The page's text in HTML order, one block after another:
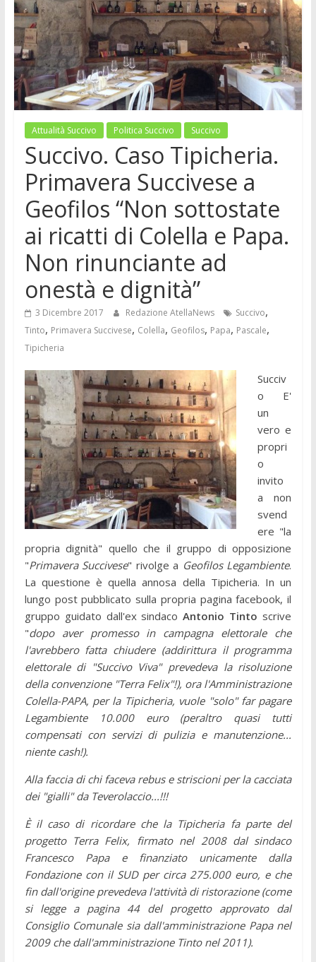
Attualità Succivo Politica Succivo Succivo
Succivo. Caso Tipicheria.
Primavera Succivese a
Geofilos “Non sottostate
ai ricatti di Colella e Papa.
Non rinunciante ad
onestà e dignità”
3 Dicembre 2017 Redazione AtellaNews Succivo,
Tinto, Primavera Succivese, Colella, Geofilos, Papa, Pascale,
Tipicheria
Succiv
o E'
un
vero e
propri
o
invito
a non
svend
ere "la
propria dignità" quello che il gruppo di opposizione
"Primavera Succivese" rivolge a Geofilos Legambiente.
La questione è quella annosa della Tipicheria. In un
lungo post pubblicato sulla propria pagina facebook, il
gruppo guidato dall'ex sindacoAntonio Tinto scrive
"dopo aver promesso in campagna elettorale che
l'avrebbero fatta chiudere (addirittura il programma
elettorale di "Succivo Viva" prevedeva la risoluzione
della convenzione "Terra Felix"!), ora l'Amministrazione
Colella-PAPA, per la Tipicheria, vuole "solo" far pagare
Legambiente 10.000 euro (peraltro quasi tutti
compensati con servizi di pulizia e manutenzione...
niente cash!).
Alla faccia di chi faceva rebus e striscioni per la cacciata
dei "gialli" da Teverolaccio...!!!
È il caso di ricordare che la Tipicheria fa parte del
progetto Terra Felix, firmato nel 2008 dal sindaco
Francesco Papa e finanziato unicamente dalla
Fondazione con il SUD per circa 275.000 euro, e che
fin dall'origine prevedeva l'attività di ristorazione (come
si legge a pagina 44 del progetto approvato dal
Consiglio Comunale sia dall'amministrazione Papa nel
2009 che dall'amministrazione Tinto nel 2011).